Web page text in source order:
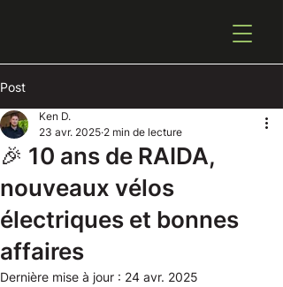
Post
🎉 10 ans de RAIDA,
nouveaux vélos
électriques et bonnes
affaires
Ken D.
23 avr. 2025 2 min de lecture
Dernière mise à jour : 24 avr. 2025